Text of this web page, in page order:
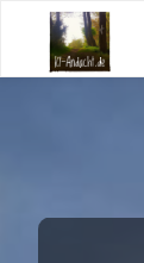
springen